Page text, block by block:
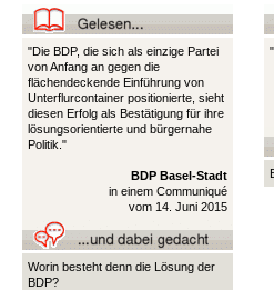
"Die BDP, die sich als einzige Partei
von Anfang an gegen die
flächendeckende Einführung von
Unterflurcontainer positionierte, sieht
diesen Erfolg als Bestätigung für ihre
lösungsorientierte und bürgernahe
Politik."
BDP Basel-Stadt
in einem Communiqué
vom 14. Juni 2015
Worin besteht denn die Lösung der
BDP?